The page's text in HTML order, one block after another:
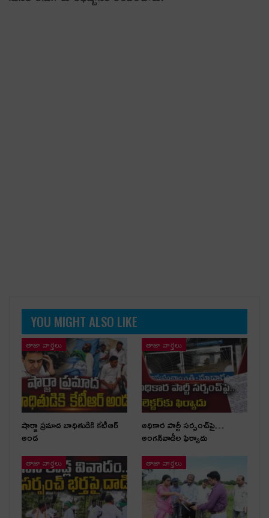
YOU MIGHT ALSO LIKE
తాజా వార్తలు
షార్జా ప్రమాద బాధితుడికి కేటీఆర్
అండ
తాజా వార్తలు
అధికార పార్టీ స‌ర్పంచ్‌పై…
అంగ‌న్‌వాడీల ఫిర్యాదు
తాజా వార్తలు తాజా వార్తలు